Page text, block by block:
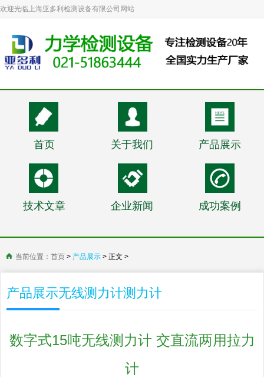
欢迎光临上海亚多利检测设备有限公司网站
首页 关于我们 产品展示
技术文章 企业新闻 成功案例
当前位置： 首页 > 产品展示 > 正文 >
产品展示无线测力计测力计
数字式15吨无线测力计 交直流两用拉力
计